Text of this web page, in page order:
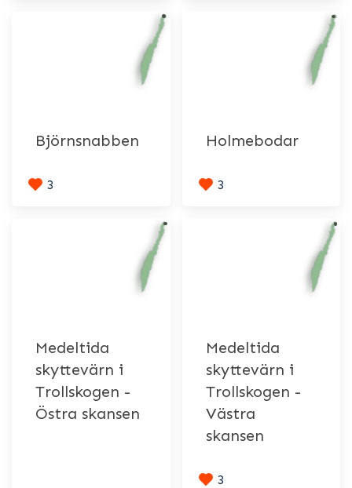
Björnsnabben
3
Holmebodar
3
Medeltida
skyttevärn i
Trollskogen -
Östra skansen
Medeltida
skyttevärn i
Trollskogen -
Västra
skansen
3